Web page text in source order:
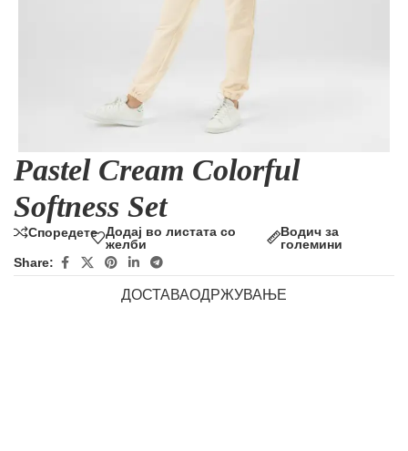
Pastel Cream Colorful
Softness Set
Споредете Додај во листата со
желби
Водич за
големини
Share:
ДОСТАВАОДРЖУВАЊЕ